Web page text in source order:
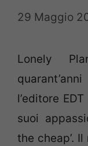
29 Maggio
Lonely
l’editore
suoi
the cheap’.